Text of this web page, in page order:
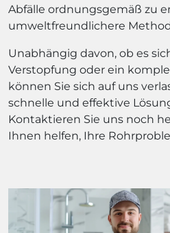
Abfälle ordnungsgemäß zu
umweltfreundlichere
Unabhängig davon, ob es
Verstopfung oder ein
können Sie sich auf uns
schnelle und effektive
Kontaktieren Sie uns noch
Ihnen helfen, Ihre